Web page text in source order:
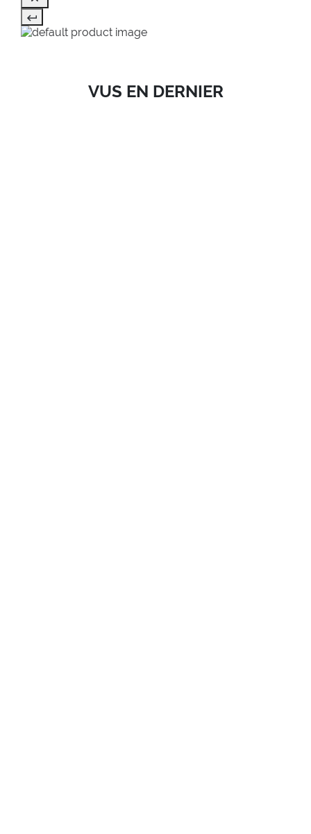
VUS EN DERNIER